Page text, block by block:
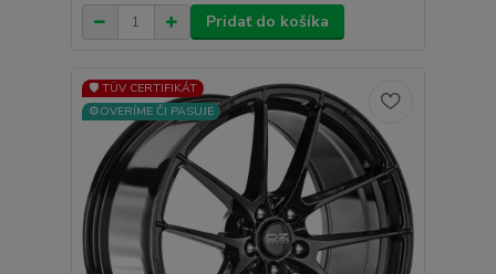
Pridať do košíka
🛡️ TÜV CERTIFIKÁT
⚙️OVERÍME ČI PASUJE